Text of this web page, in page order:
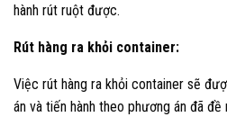
hành rút ruột được.
Rút hàng ra khỏi container:
Việc rút hàng ra khỏi container sẽ
án và tiến hành theo phương án đã đề